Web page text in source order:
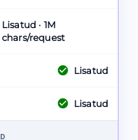
Lisatud · 1M
chars/request
Lisatud
Lisatud